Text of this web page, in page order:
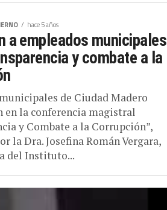
hace 5 años
a empleados municipales
y combate a la
de Ciudad Madero
en la conferencia magistral
y Combate a la Corrupción”,
la Dra. Josefina Román Vergara,
del Instituto...